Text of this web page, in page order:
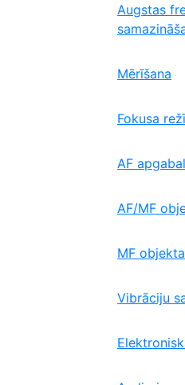
Augstas
Mērīšana
Fokusa
AF
AF/MF
MF
Vibrāciju